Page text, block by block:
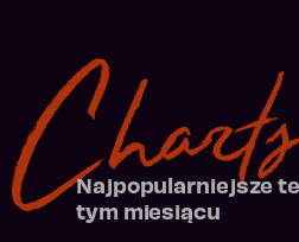
Najpopularniejsze
tym miesiącu